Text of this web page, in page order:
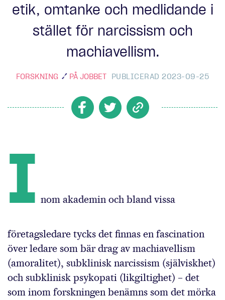
etik, omtanke och medlidande i
stället för narcissism och
machiavellism.
FORSKNING PÅ JOBBET PUBLICERAD 2023-09-25
I nom akademin och bland vissa
företagsledare tycks det finnas en fascination
över ledare som bär drag av machiavellism
(amoralitet), subklinisk narcissism (själviskhet)
och subklinisk psykopati (likgiltighet) – det
som inom forskningen benämns som det mörka